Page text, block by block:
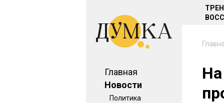
Главная
Новости
Политика